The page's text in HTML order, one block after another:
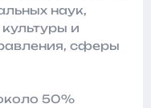
наук,
и
сферы
50%